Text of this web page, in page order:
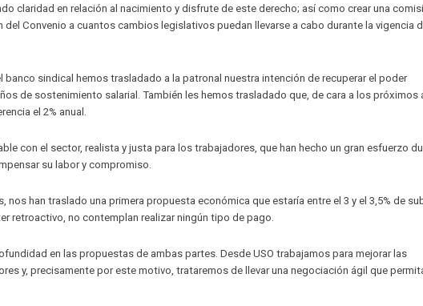
claridad en relación al nacimiento y disfrute de este derecho; así como crear una
Convenio a cuantos cambios legislativos puedan llevarse a cabo durante la vigencia
banco sindical hemos trasladado a la patronal nuestra intención de recuperar el poder
de sostenimiento salarial. También les hemos trasladado que, de cara a los próximos
el 2% anual.
con el sector, realista y justa para los trabajadores, que han hecho un gran esfuerzo
su labor y compromiso.
nos han traslado una primera propuesta económica que estaría entre el 3 y el 3,5% de
retroactivo, no contemplan realizar ningún tipo de pago.
en las propuestas de ambas partes. Desde USO trabajamos para mejorar las
y, precisamente por este motivo, trataremos de llevar una negociación ágil que